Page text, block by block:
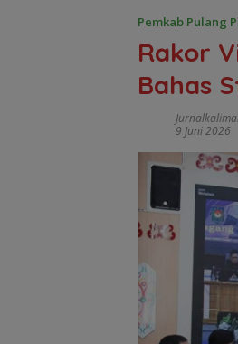
Pemkab Pulang
Rakor
Bahas
9 Juni 2026